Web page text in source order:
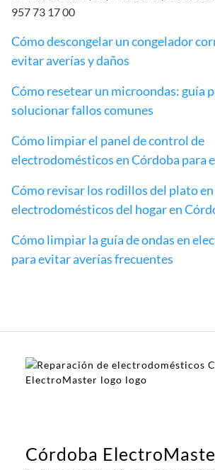
957 73 17 00
Cómo descongelar un congelador
evitar averías y daños
Cómo resetear un microondas: guía
solucionar fallos comunes
Cómo limpiar el panel de control de
electrodomésticos en Córdoba para
Cómo revisar los rodillos del plato en
electrodomésticos del hogar en
Cómo limpiar la guía de ondas en
para evitar averías frecuentes
Córdoba